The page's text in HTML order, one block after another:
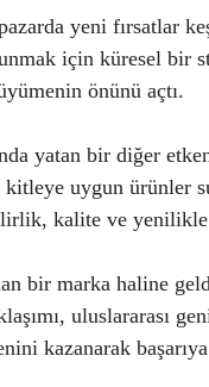
yeni fırsatlar
için küresel
önünü açtı.
yatan bir diğer
uygun ürünler
kalite ve
bir marka haline
uluslararası
kazanarak başarıya